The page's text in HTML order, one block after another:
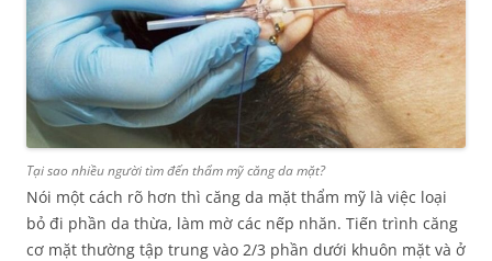
Tại sao nhiều người tìm đến thẩm mỹ căng da mặt?
Nói một cách rõ hơn thì căng da mặt thẩm mỹ là việc loại
bỏ đi phần da thừa, làm mờ các nếp nhăn. Tiến trình căng
cơ mặt thường tập trung vào 2/3 phần dưới khuôn mặt và ở